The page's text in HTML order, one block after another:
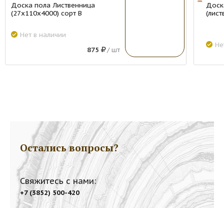
Доска пола Лиственница
(27х110х4000) сорт В
Нет в наличии
875
/ шт
Остались вопросы?
Свяжитесь с нами:
+7 (3852) 500-420